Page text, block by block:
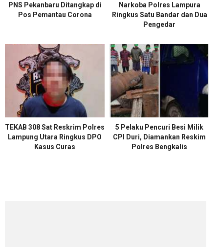
PNS Pekanbaru Ditangkap di
Pos Pemantau Corona
Narkoba Polres Lampura
Ringkus Satu Bandar dan Dua
Pengedar
TEKAB 308 Sat Reskrim Polres
Lampung Utara Ringkus DPO
Kasus Curas
5 Pelaku Pencuri Besi Milik
CPI Duri, Diamankan Reskim
Polres Bengkalis